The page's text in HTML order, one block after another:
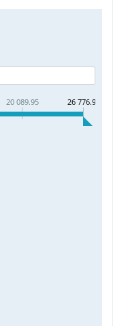
20 089.95 26 776.93